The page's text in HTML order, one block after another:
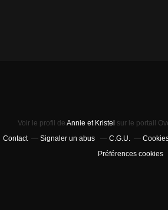
Voir le profil de Annie et Kristel sur le portail
Contact
Signaler un abus C.G.U.
Préférences cookies